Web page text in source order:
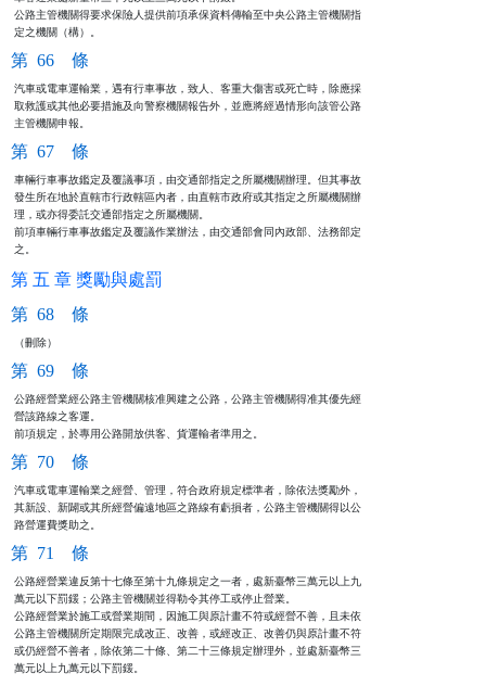
公路主管機關得要求保險人提供前項承保資料傳輸至中央公路主管機關指
定之機關（構）。
第 66 條
汽車或電車運輸業，遇有行車事故，致人、客重大傷害或死亡時，除應採
取救護或其他必要措施及向警察機關報告外，並應將經過情形向該管公路
主管機關申報。
第 67 條
車輛行車事故鑑定及覆議事項，由交通部指定之所屬機關辦理。但其事故
發生所在地於直轄市行政轄區內者，由直轄市政府或其指定之所屬機關辦
理，或亦得委託交通部指定之所屬機關。
前項車輛行車事故鑑定及覆議作業辦法，由交通部會同內政部、法務部定
之。
第 五 章 獎勵與處罰
第 68 條
（刪除）
第 69 條
公路經營業經公路主管機關核准興建之公路，公路主管機關得准其優先經
營該路線之客運。
前項規定，於專用公路開放供客、貨運輸者準用之。
第 70 條
汽車或電車運輸業之經營、管理，符合政府規定標準者，除依法獎勵外，
其新設、新闢或其所經營偏遠地區之路線有虧損者，公路主管機關得以公
路營運費獎助之。
第 71 條
公路經營業違反第十七條至第十九條規定之一者，處新臺幣三萬元以上九
萬元以下罰鍰；公路主管機關並得勒令其停工或停止營業。
公路經營業於施工或營業期間，因施工與原計畫不符或經營不善，且未依
公路主管機關所定期限完成改正、改善，或經改正、改善仍與原計畫不符
或仍經營不善者，除依第二十條、第二十三條規定辦理外，並處新臺幣三
萬元以上九萬元以下罰鍰。